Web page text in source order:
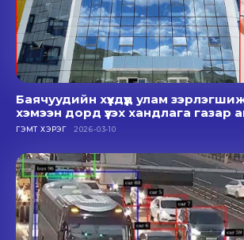
Баячуудийн хүүхдүүд улам
хэмээн дорд үзэх хандлага газар
ГЭМТ ХЭРЭГ 2026-03-10